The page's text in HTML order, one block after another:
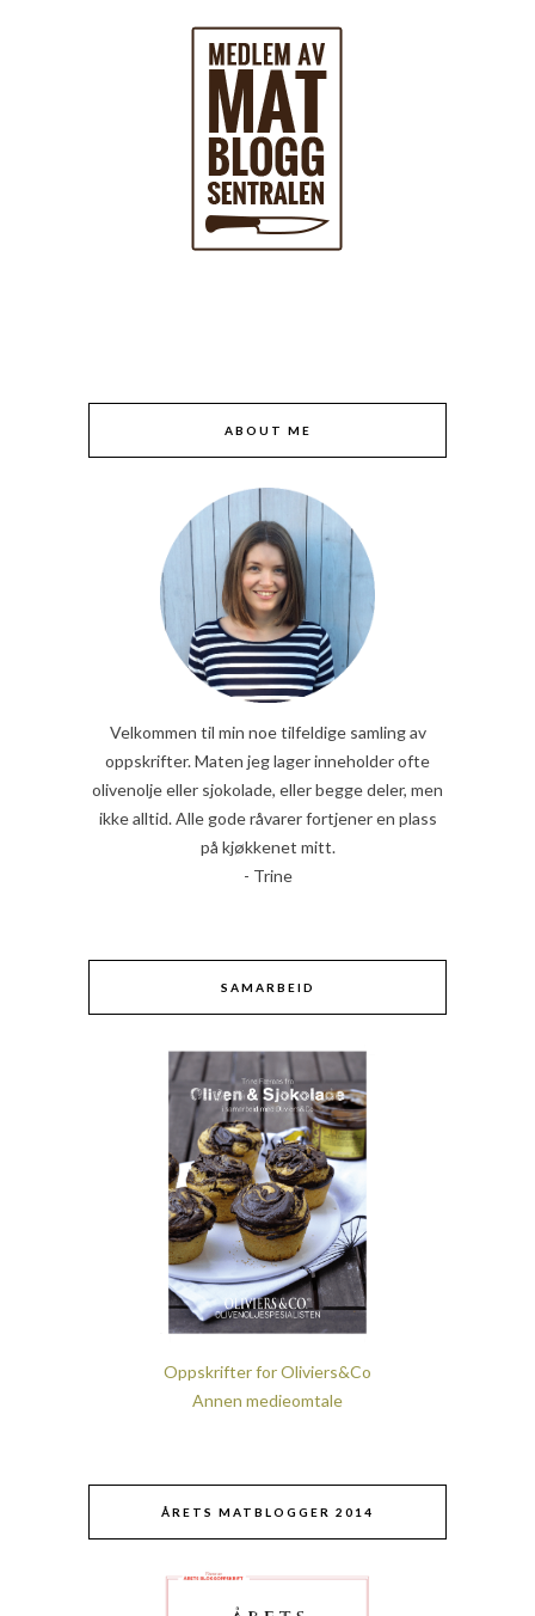
ABOUT ME
Velkommen til min noe tilfeldige samling av
oppskrifter. Maten jeg lager inneholder ofte
olivenolje eller sjokolade, eller begge deler, men
ikke alltid. Alle gode råvarer fortjener en plass
på kjøkkenet mitt.
- Trine
SAMARBEID
Oppskrifter for Oliviers&Co
Annen medieomtale
ÅRETS MATBLOGGER 2014